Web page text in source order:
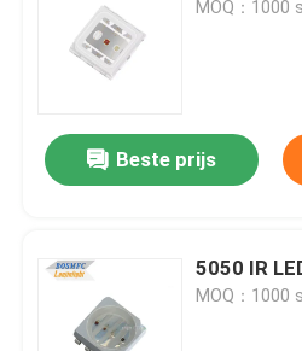
MOQ：1000
Beste prijs
5050 IR
MOQ：1000